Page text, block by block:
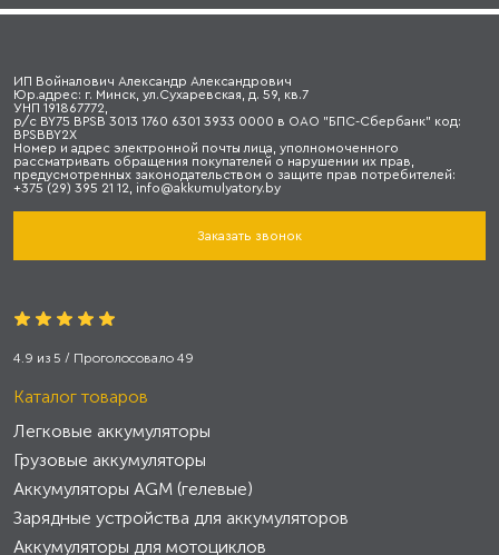
ИП Войналович Александр Александрович
Юр.адрес: г. Минск, ул.Сухаревская, д. 59, кв.7
УНП 191867772,
р/с BY75 BPSB 3013 1760 6301 3933 0000 в ОАО "БПС-Сбербанк" код:
BPSBBY2X
Номер и адрес электронной почты лица, уполномоченного
рассматривать обращения покупателей о нарушении их прав,
предусмотренных законодательством о защите прав потребителей:
+375 (29) 395 21 12, info@akkumulyatory.by
Заказать звонок
4.9 из 5 / Проголосовало 49
Каталог товаров
Легковые аккумуляторы
Грузовые аккумуляторы
Аккумуляторы AGM (гелевые)
Зарядные устройства для аккумуляторов
Аккумуляторы для мотоциклов